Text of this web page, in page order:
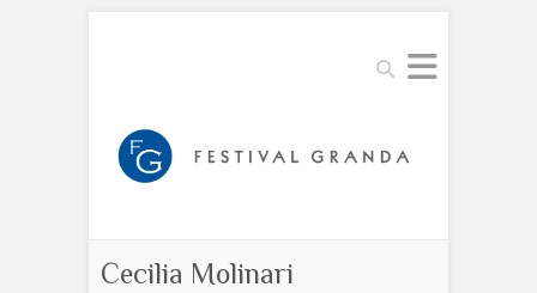
Buscar
Cecilia Molinari